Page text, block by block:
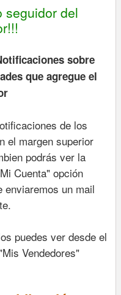
seguidor del
sobre
que agregue el
de los
el margen superior
podrás ver la
Cuenta" opción
enviaremos un mail
puedes ver desde el
Vendedores"